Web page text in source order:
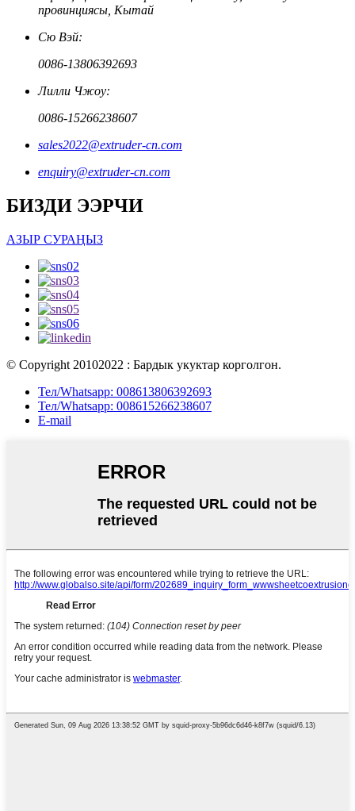
провинциясы, Кытай
Сю Вэй:
0086-13806392693
Лилли Чжоу:
0086-15266238607
sales2022@extruder-cn.com
enquiry@extruder-cn.com
БИЗДИ ЭЭРЧИ
АЗЫР СУРАҢЫЗ
© Copyright 20102022 : Бардык укуктар корголгон.
Тел/Whatsapp: 008613806392693
Тел/Whatsapp: 008615266238607
E-mail